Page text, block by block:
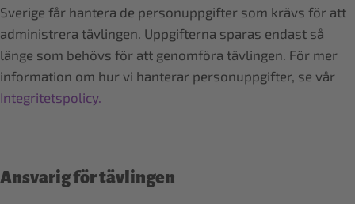
Sverige får hantera de personuppgifter som krävs för att
administrera tävlingen. Uppgifterna sparas endast så
länge som behövs för att genomföra tävlingen. För mer
information om hur vi hanterar personuppgifter, se vår
Integritetspolicy.
Ansvarig för tävlingen